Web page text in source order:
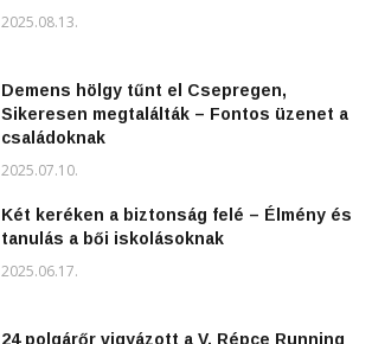
2025.08.13.
Demens hölgy tűnt el Csepregen,
Sikeresen megtalálták – Fontos üzenet a
családoknak
2025.07.10.
Két keréken a biztonság felé – Élmény és
tanulás a bői iskolásoknak
2025.06.17.
24 polgárőr vigyázott a V. Répce Running